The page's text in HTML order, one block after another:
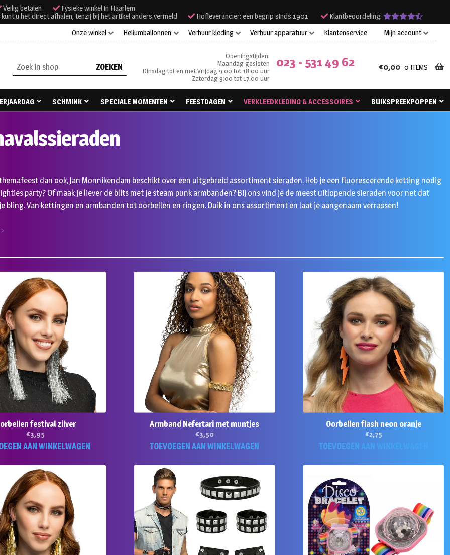
Veilig betalen
Fysieke winkel in Haarlem
u het direct afhalen, tenzij bij het artikel anders vermeld
Hofleverancier: een begrip sinds 1901
Klantbeoordeling:
Onze winkel
Heliumballonnen Verhuur kleding Verhuur apparatuur Klantenservice Mijn account
Zoeken
naar:
Openingstijden:
Maandag gesloten
Dinsdag tot en met Vrijdag 9:00 tot 18:00 uur
Zaterdag 9:00 tot 17:00 uur
023 - 531 49 62 €0,00 0 ITEMS
SCHMINK SPECIALE MOMENTEN FEESTDAGEN VERKLEEDKLEDING & ACCESSOIRES BUIKSPREEKPOPPEN
dan ook, Jan Monnikendam beschikt over een uitgebreid assortiment sieraden. Heb je een fluorescerende ketting nodig
party? Of maak je liever de blits met je steam punk armbanden? Bij ons vind je de meest uitlopende sieraden voor net dat
bling. Van kettingen en armbanden tot oorbellen en ringen. Duik in ons assortiment en laat je aangenaam verrassen!
festival zilver
€3,95
AAN WINKELWAGEN
Armband Nefertari met muntjes
€3,50
TOEVOEGEN AAN WINKELWAGEN
Oorbellen flash neon oranje
€2,75
TOEVOEGEN AAN WINKELWAGEN